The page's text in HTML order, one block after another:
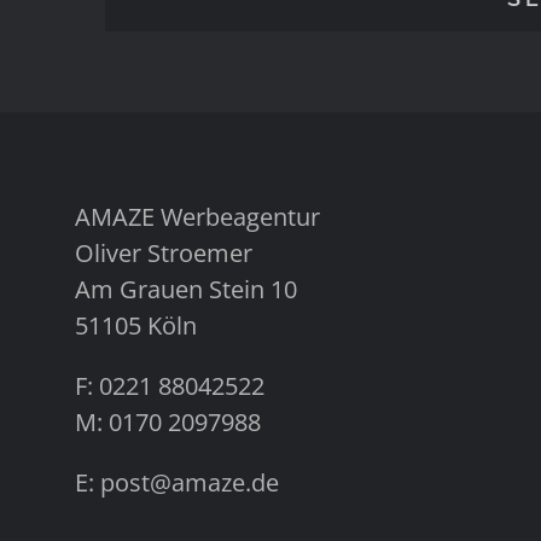
AMAZE Werbeagentur
Oliver Stroemer
Am Grauen Stein 10
51105 Köln
F: 0221 88042522
M: 0170 2097988
E: post@amaze.de